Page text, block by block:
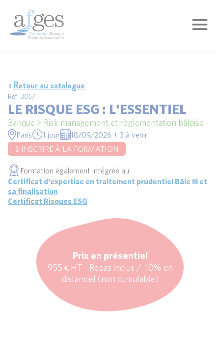
Retour au catalogue
Réf : 305/1
LE RISQUE ESG : L'ESSENTIEL
Banque > Risk management et règlementation bâloise
Paris 1 jour
18/09/2026 + 3 à venir
S'INSCRIRE À LA FORMATION
Formation également intégrée au
Certificat d'expertise en traitement prudentiel Bâle III et
sa finalisation
Certificat Risques ESG
Prix en présentiel
955 € HT - Repas inclus / -10% en
distanciel (non cumulable)